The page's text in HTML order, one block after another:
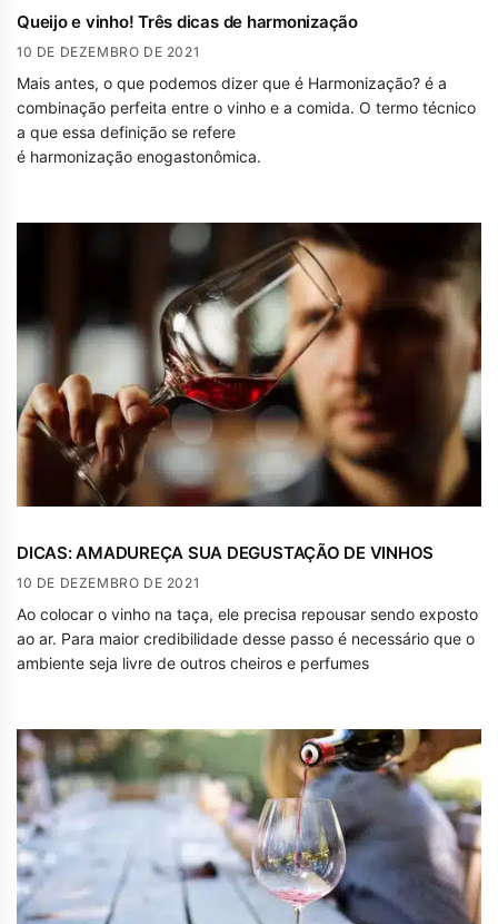
Queijo e vinho! Três dicas de harmonização
10 DE DEZEMBRO DE 2021
Mais antes, o que podemos dizer que é Harmonização? é a
combinação perfeita entre o vinho e a comida. O termo técnico
a que essa definição se refere
é harmonização enogastonômica.
DICAS: AMADUREÇA SUA DEGUSTAÇÃO DE VINHOS
10 DE DEZEMBRO DE 2021
Ao colocar o vinho na taça, ele precisa repousar sendo exposto
ao ar. Para maior credibilidade desse passo é necessário que o
ambiente seja livre de outros cheiros e perfumes